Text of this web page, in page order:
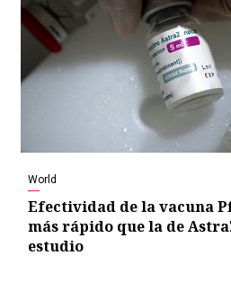
World
Efectividad de la vacuna
más rápido que la de
estudio